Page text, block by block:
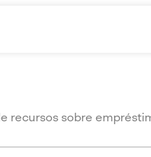
recursos sobre